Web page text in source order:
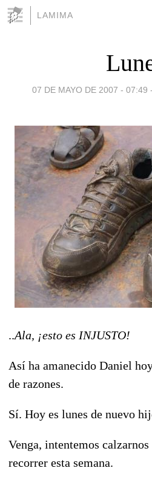
LAMIMA
07 DE MAYO DE 2007 - 07:49 -
..Ala, ¡esto es INJUSTO!
Así ha amanecido Daniel
de razones.
Sí. Hoy es lunes de nuevo
Venga, intentemos
recorrer esta semana.